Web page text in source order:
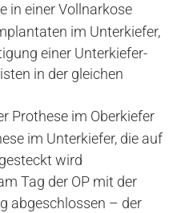
in einer Vollnarkose
im Unterkiefer,
einer Unterkiefer-
in der gleichen
Prothese im Oberkiefer
im Unterkiefer, die auf
wird
Tag der OP mit der
abgeschlossen – der